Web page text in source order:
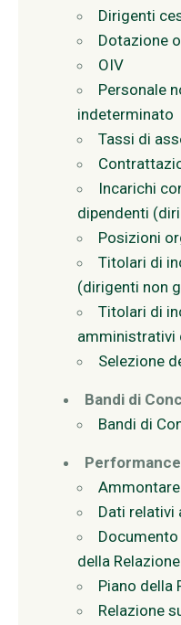
Dirigenti
Dotazione
OIV
Personale
indeterminato
Tassi di
Incarichi
dipendenti
Posizioni
Titolari di
(dirigenti non
Titolari di
amministrativi
Selezione
Bandi di
Bandi di
Performance
Dati relativi
della
Piano della
Relazione